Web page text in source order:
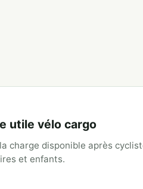
utile vélo cargo
charge disponible après
et enfants.